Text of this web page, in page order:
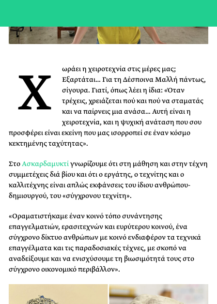
Χ
ωράει η χειροτεχνία στις μέρες μας;
Εξαρτάται… Για τη Δέσποινα Μαλλή πάντως,
σίγουρα. Γιατί, όπως λέει η ίδια: «Όταν
τρέχεις, χρειάζεται πού και πού να σταματάς
και να παίρνεις μια ανάσα… Αυτή είναι η
χειροτεχνία, και η ψυχική ανάταση που σου
προσφέρει είναι εκείνη που μας ισορροπεί σε έναν κόσμο
κεκτημένης ταχύτητας».
ΣτοΑσκαρδαμυκτίγνωρίζουμε ότι στη μάθηση και στην τέχνη
συμμετέχεις διά βίου και ότι ο εργάτης, ο τεχνίτης και ο
καλλιτέχνης είναι απλώς εκφάνσεις του ίδιου ανθρώπου-
δημιουργού, του «σύγχρονου τεχνίτη».
«Οραματιστήκαμε έναν κοινό τόπο συνάντησης
επαγγελματιών, ερασιτεχνών και ευρύτερου κοινού, ένα
σύγχρονο δίκτυο ανθρώπων με κοινό ενδιαφέρον τα τεχνικά
επαγγέλματα και τις παραδοσιακές τέχνες, με σκοπό να
αναδείξουμε και να ενισχύσουμε τη βιωσιμότητά τους στο
σύγχρονο οικονομικό περιβάλλον».